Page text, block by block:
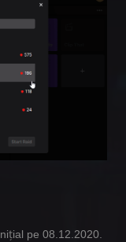
pe 08.12.2020.